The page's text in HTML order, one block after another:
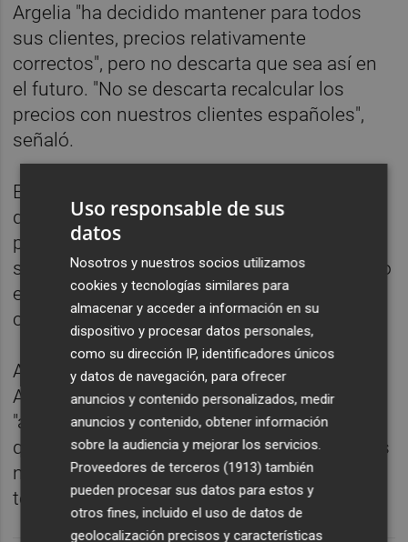
Argelia "ha decidido mantener para todos
sus clientes, precios relativamente
correctos", pero no descarta que sea así en
el futuro. "No se descarta recalcular los
precios con nuestros clientes españoles",
señaló.
En este sentido, Sicilia ha señalado que lo
que les preocupa es el alza general de
precios en toda Europa, más allá de esta
situación concreta con Argelia, y que por eso
el Gobierno ha puesto en marcha un plan de
choque para atajarlo.
Además, ha asegurado que la relación con
Argelia es "buena" que se trata de un país
"amigo" y que por tanto está convencido de
que "no va a haber ningún tipo de problemas
ni en el precio ni en el suministro de gas", ha
terminado.
Uso responsable de sus
datos
Nosotros y nuestros socios utilizamos
cookies y tecnologías similares para
almacenar y acceder a información en su
dispositivo y procesar datos personales,
como su dirección IP, identificadores únicos
y datos de navegación, para ofrecer
anuncios y contenido personalizados, medir
anuncios y contenido, obtener información
sobre la audiencia y mejorar los servicios.
Proveedores de terceros (1913) también
pueden procesar sus datos para estos y
otros fines, incluido el uso de datos de
geolocalización precisos y características